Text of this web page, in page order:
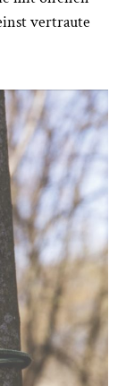
vertraute